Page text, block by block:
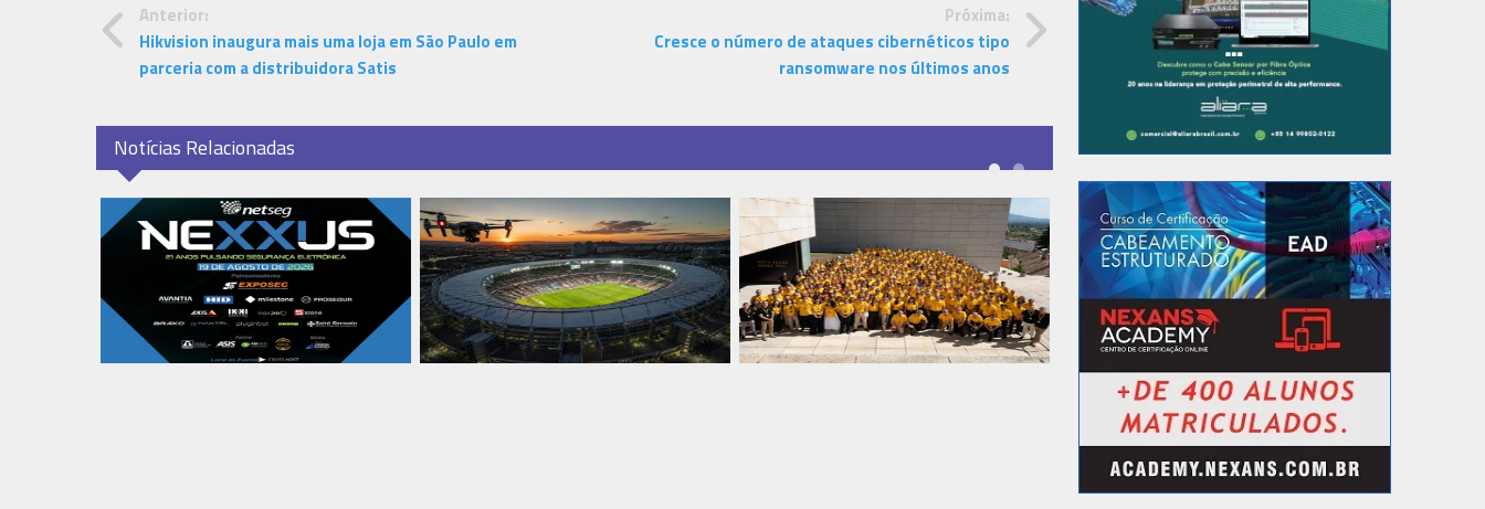
Anterior:
Hikvision inaugura mais uma loja em São Paulo em
parceria com a distribuidora Satis
Próxima:
Cresce o número de ataques cibernéticos tipo
ransomware nos últimos anos
Notícias Relacionadas